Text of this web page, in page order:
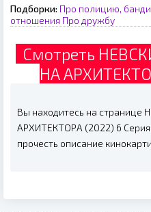
Подборки: Про полицию,
отношения Про дружбу
Смотреть
НА
Вы находитесь на
АРХИТЕКТОРА (2022) 6
прочесть описание